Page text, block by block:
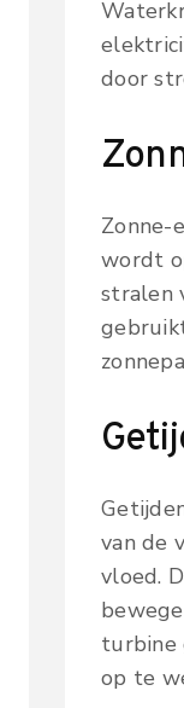
door
Zonne-
wordt
stralen
van de
vloed.
turbine
op te